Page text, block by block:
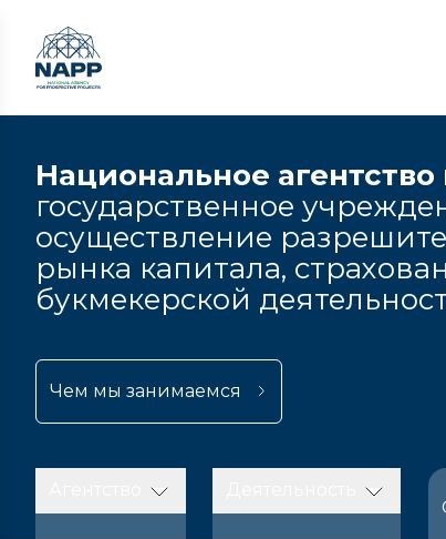
Национальное
государственное
осуществление
рынка капитала,
букмекерской
Чем мы занимаемся